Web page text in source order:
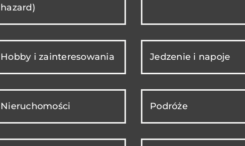
hazard)
Hobby i zainteresowania Jedzenie i napoje
Nieruchomości Podróże